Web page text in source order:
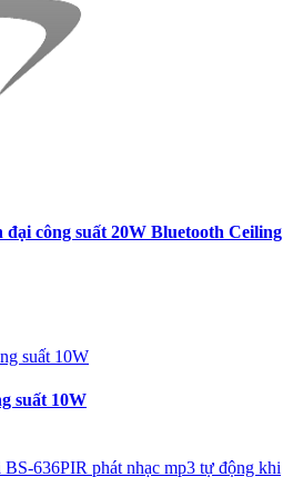
công suất 20W Bluetooth Ceiling
suất 10W